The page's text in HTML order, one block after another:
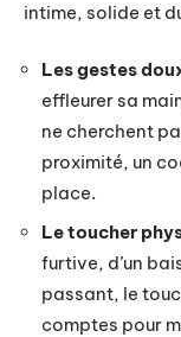
intime, solide et
Les gestes
effleurer sa
ne cherchent
proximité, un
place.
Le toucher
furtive, d’un
passant, le
comptes pour